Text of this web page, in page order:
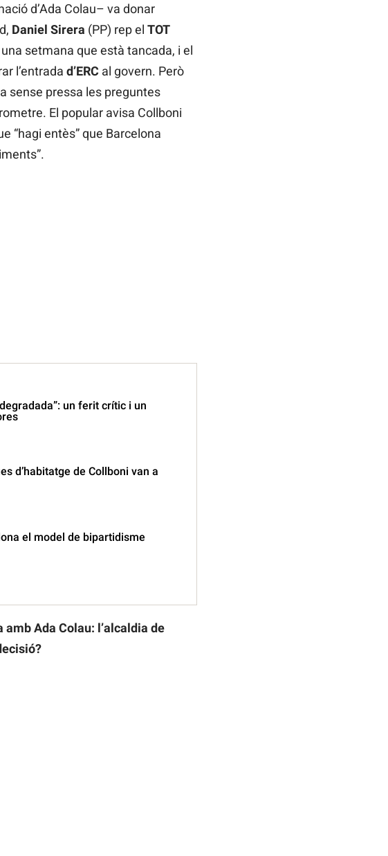
d’Ada Colau– va donar
Daniel Sirera (PP) rep el TOT
setmana que està tancada, i el
l’entrada d’ERC al govern. Però
sense pressa les preguntes
El popular avisa Collboni
“hagi entès” que Barcelona
un ferit crític i un
d’habitatge de Collboni van a
el model de bipartidisme
amb Ada Colau: l’alcaldia de